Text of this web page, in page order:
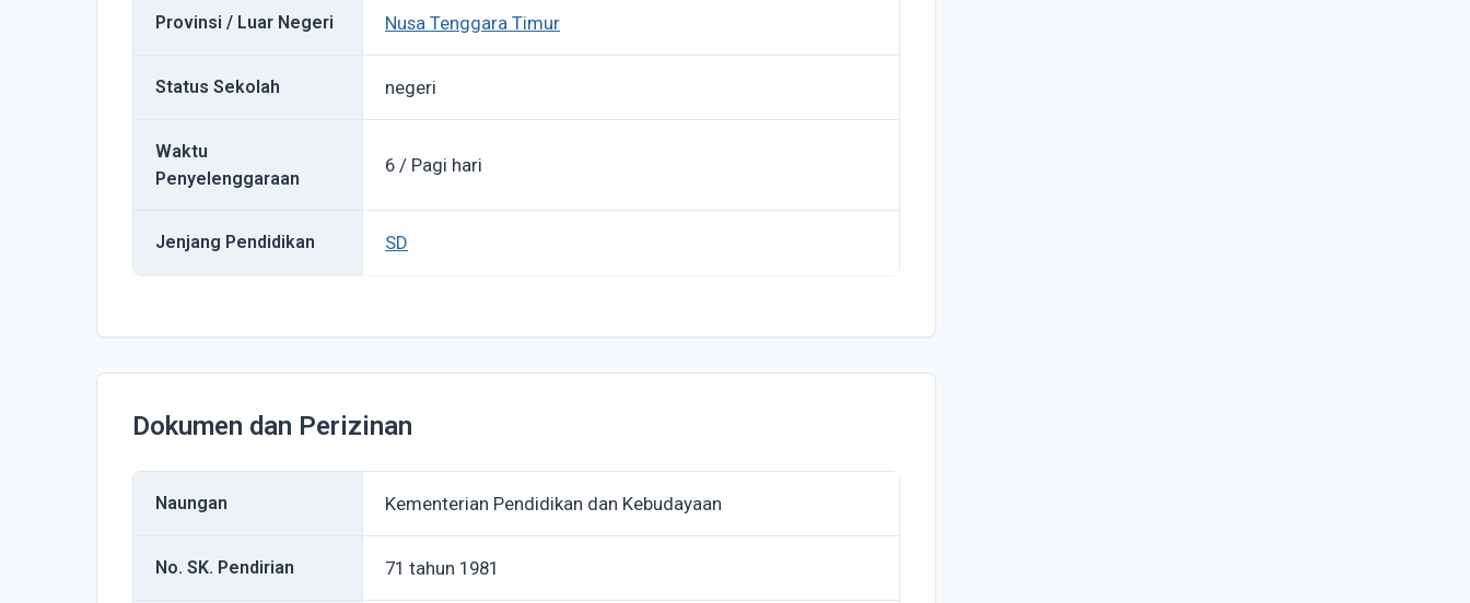
Provinsi / Luar Negeri Nusa Tenggara Timur
Status Sekolah negeri
Waktu
Penyelenggaraan
6 / Pagi hari
Jenjang Pendidikan SD
Dokumen dan Perizinan
Naungan Kementerian Pendidikan dan Kebudayaan
No. SK. Pendirian 71 tahun 1981